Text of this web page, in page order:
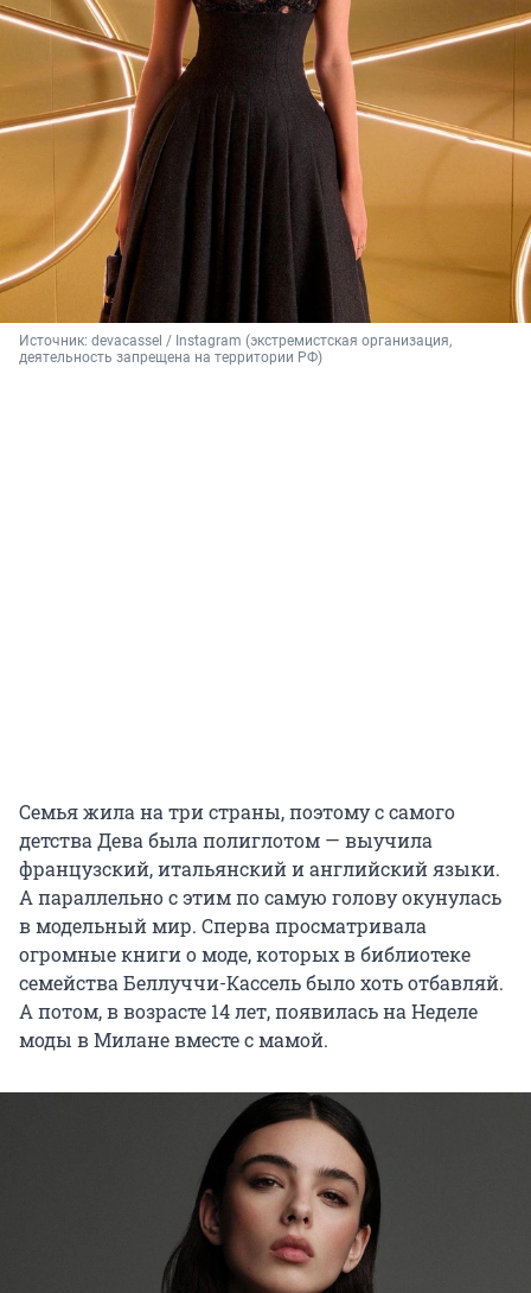
Источник: devacassel / Instagram (экстремистская организация,
деятельность запрещена на территории РФ)
Семья жила на три страны, поэтому с самого
детства Дева была полиглотом — выучила
французский, итальянский и английский языки.
А параллельно с этим по самую голову окунулась
в модельный мир. Сперва просматривала
огромные книги о моде, которых в библиотеке
семейства Беллуччи-Кассель было хоть отбавляй.
А потом, в возрасте 14 лет, появилась на Неделе
моды в Милане вместе с мамой.